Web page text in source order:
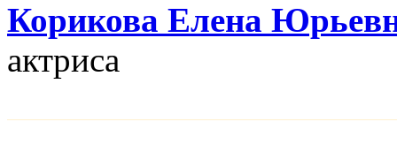
Корикова Елена
актриса